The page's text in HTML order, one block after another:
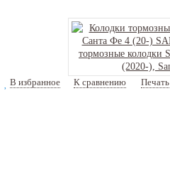
В избранное К сравнению Печать